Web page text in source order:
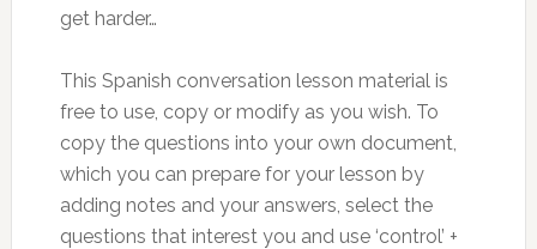
get harder…
This Spanish conversation lesson material is
free to use, copy or modify as you wish. To
copy the questions into your own document,
which you can prepare for your lesson by
adding notes and your answers, select the
questions that interest you and use ‘control’ +